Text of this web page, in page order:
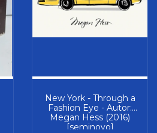
New York - Through a
Fashion Eye - Autor:
Megan Hess (2016)
[seminovo]